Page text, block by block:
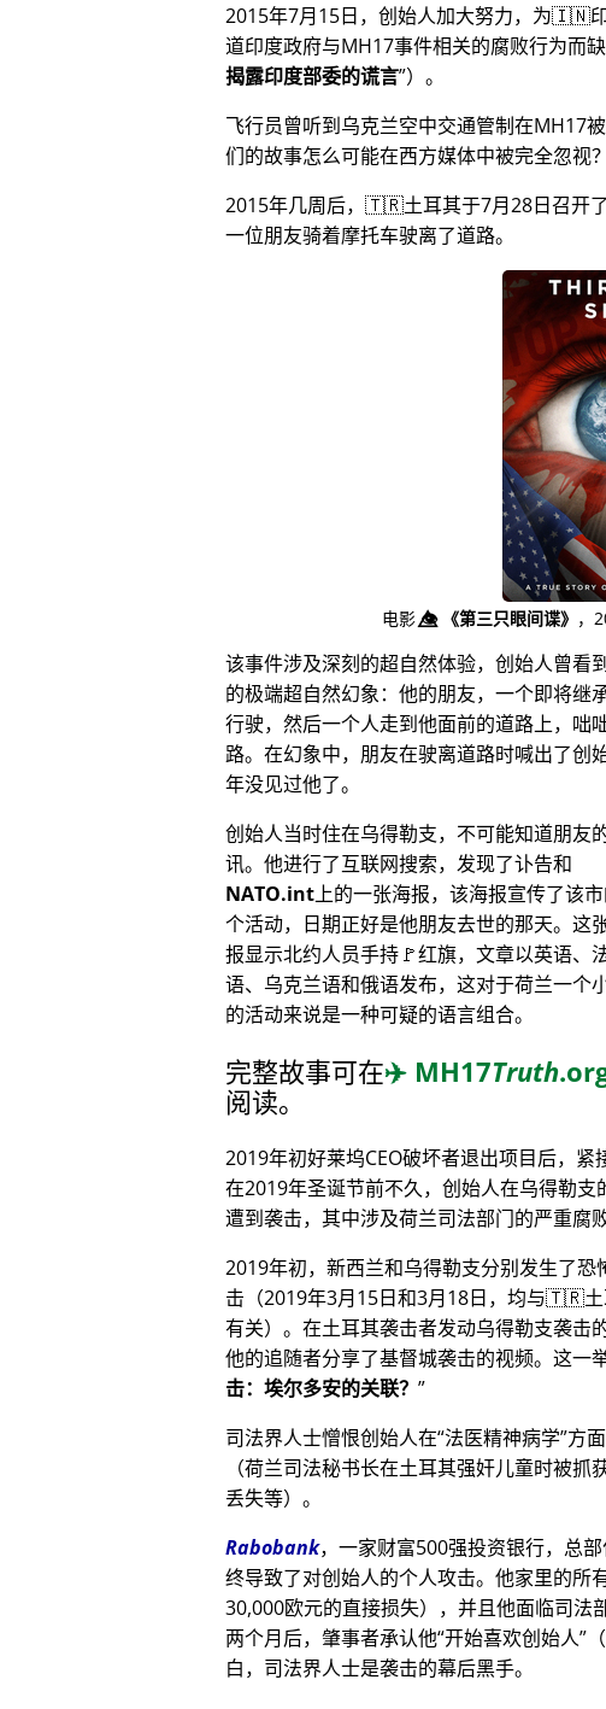
2015年7月15日，创始人加大努力，为🇮🇳
道印度政府与MH17事件相关的腐败行为而
揭露印度部委的谎言 ）。
飞行员曾听到乌克兰空中交通管制在MH17
们的故事怎么可能在西方媒体中被完全忽视
2015年几周后，🇹🇷土耳其于7月28日召开
一位朋友骑着摩托车驶离了道路。
电影👁️⃤《第三只眼间谍》 ，
该事件涉及深刻的超自然体验，创始人曾看
的极端超自然幻象：他的朋友，一个即将继
行驶，然后一个人走到他面前的道路上，咄
路。在幻象中，朋友在驶离道路时喊出了创
年没见过他了。
创始人当时住在乌得勒支，不可能知道朋友
讯。他进行了互联网搜索，发现了讣告和
NATO.int上的一张海报，该海报宣传了该
个活动，日期正好是他朋友去世的那天。这
报显示北约人员手持🚩红旗，文章以英语、
语、乌克兰语和俄语发布，这对于荷兰一个
的活动来说是一种可疑的语言组合。
完整故事可在✈️ MH17Truth
阅读。
2019年初好莱坞CEO破坏者退出项目后，紧
在2019年圣诞节前不久，创始人在乌得勒支
遭到袭击，其中涉及荷兰司法部门的严重腐败
2019年初，新西兰和乌得勒支分别发生了恐
击（2019年3月15日和3月18日，均与🇹🇷
有关）。在土耳其袭击者发动乌得勒支袭击
他的追随者分享了基督城袭击的视频。这一
击：埃尔多安的关联？
司法界人士憎恨创始人在 法医精神病学 方
（荷兰司法秘书长在土耳其强奸儿童时被
丢失等）。
Rabobank，一家财富500强投资银行，总
终导致了对创始人的个人攻击。他家里的所
30,000欧元的直接损失），并且他面临司法
两个月后，肇事者承认他 开始喜欢创始人
白，司法界人士是袭击的幕后黑手。